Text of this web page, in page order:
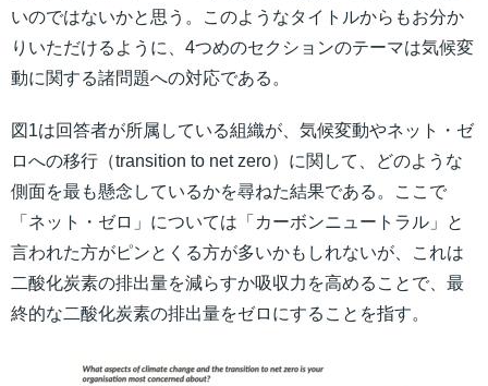
いのではないかと思う。このようなタイトルからもお分か
りいただけるように、4つめのセクションのテーマは気候変
動に関する諸問題への対応である。
図1は回答者が所属している組織が、気候変動やネット・ゼ
ロへの移行（transition to net zero）に関して、どのような
側面を最も懸念しているかを尋ねた結果である。ここで
「ネット・ゼロ」については「カーボンニュートラル」と
言われた方がピンとくる方が多いかもしれないが、これは
二酸化炭素の排出量を減らすか吸収力を高めることで、最
終的な二酸化炭素の排出量をゼロにすることを指す。